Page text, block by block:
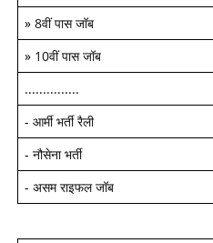
» 8वीं पास जॉब
» 10वीं पास जॉब
...............
- आर्मी भर्ती रैली
- नौसेना भर्ती
- असम राइफल जॉब